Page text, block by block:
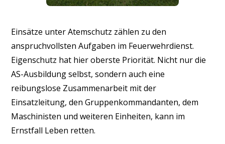
Einsätze unter Atemschutz zählen zu den
anspruchvollsten Aufgaben im Feuerwehrdienst.
Eigenschutz hat hier oberste Priorität. Nicht nur die
AS-Ausbildung selbst, sondern auch eine
reibungslose Zusammenarbeit mit der
Einsatzleitung, den Gruppenkommandanten, dem
Maschinisten und weiteren Einheiten, kann im
Ernstfall Leben retten.